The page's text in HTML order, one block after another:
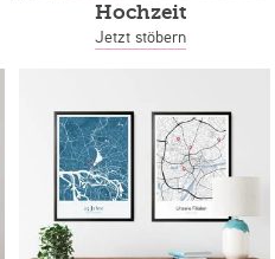
Hochzeit
Jetzt stöbern